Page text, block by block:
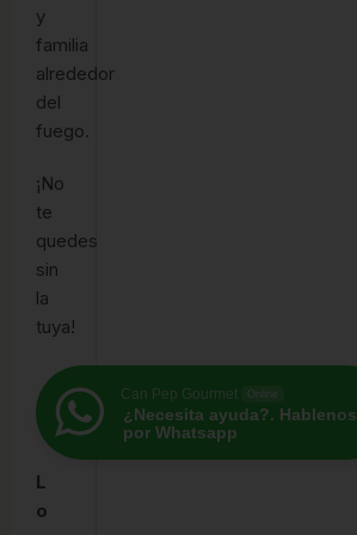
y
familia
alrededor
del
fuego.
¡No
te
quedes
sin
la
tuya!
Can Pep Gourmet Online
¿Necesita ayuda?. Hablenos
por Whatsapp
L
o